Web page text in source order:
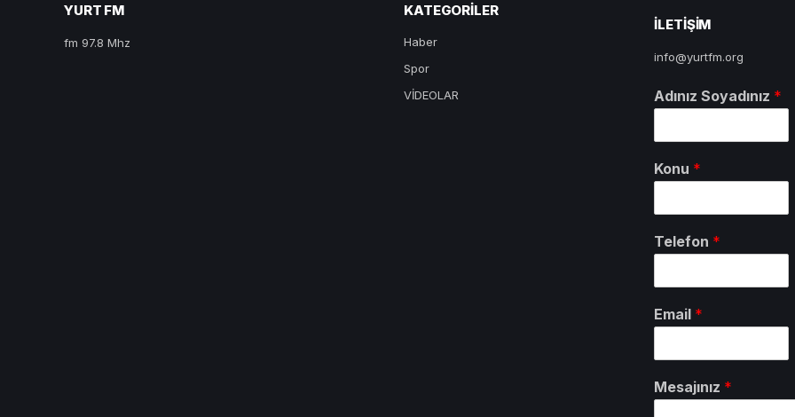
YURT FM
fm 97.8 Mhz
KATEGORILER
Haber
Spor
VİDEOLAR
ILETIŞIM
info@yurtfm.org
Adınız Soyadınız *
Konu *
Telefon *
Email *
Mesajınız *